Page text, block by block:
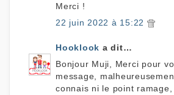
Merci !
22 juin 2022 à 15:22
Hooklook a dit…
Bonjour Muji, Merci pour
message,
connais ni le point